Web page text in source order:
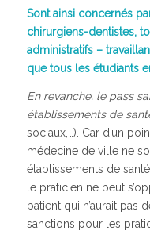
Sont ainsi concernés
chirurgiens-dentistes,
administratifs –
que tous les étudiants
En revanche, le pass
établissements de
sociaux,…). Car d’un
médecine de ville ne
établissements de
le praticien ne peut
patient qui n’aurait pas
sanctions pour les